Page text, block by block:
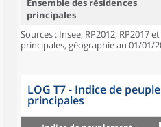
Ensemble des résidences
principales
Sources : Insee, RP2012, RP2017
principales, géographie au 01/01/
LOG T7 - Indice de
principales